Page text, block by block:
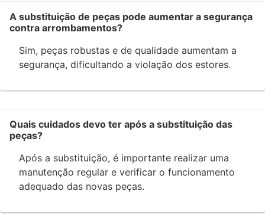
A substituição de peças pode aumentar a segurança
contra arrombamentos?
Sim, peças robustas e de qualidade aumentam a
segurança, dificultando a violação dos estores.
Quais cuidados devo ter após a substituição das
peças?
Após a substituição, é importante realizar uma
manutenção regular e verificar o funcionamento
adequado das novas peças.